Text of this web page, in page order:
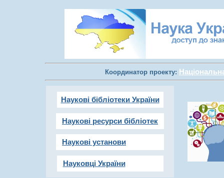
Координатор проекту:
Наукові бібліотеки України
Наукові ресурси бібліотек
Наукові установи
Науковці України